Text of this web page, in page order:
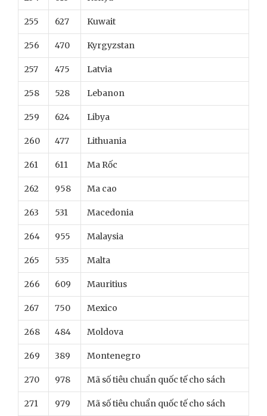
255 627 Kuwait
256 470 Kyrgyzstan
257 475 Latvia
258 528 Lebanon
259 624 Libya
260 477 Lithuania
261 611 Ma Rốc
262 958 Ma cao
263 531 Macedonia
264 955 Malaysia
265 535 Malta
266 609 Mauritius
267 750 Mexico
268 484 Moldova
269 389 Montenegro
270 978 Mã số tiêu chuẩn quốc tế cho sách
271 979 Mã số tiêu chuẩn quốc tế cho sách